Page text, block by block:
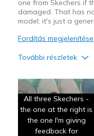
one from Skechers if
damaged. That has
model; it's just a
Fordítás megjelenítése
További részletek
Attractive Design
Breathe Well
Comfortable
All three Skechers -
the one at the right is
the one I'm giving
feedback for